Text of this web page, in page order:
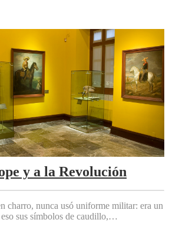
y a la Revolución
charro, nunca usó uniforme militar: era un
sus símbolos de caudillo,…